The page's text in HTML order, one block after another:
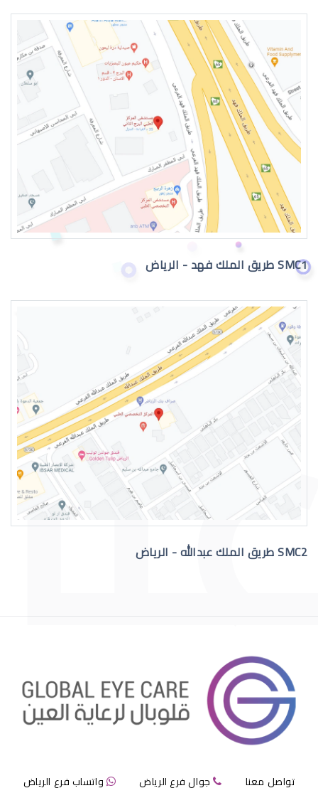
موانع الليزك
تصحيح النظر
مخاطر الليزك
القرنية المخروطية والليزك
هل الليزك مناسب لي
SMC1 طريق الملك فهد - الرياض
SMC2 طريق الملك عبدالله - الرياض
تواصل معنا جوال فرع الرياض واتساب فرع الرياض